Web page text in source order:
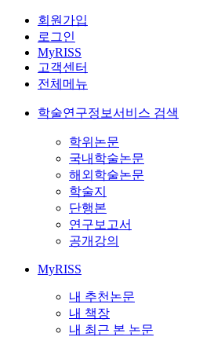
회원가입
로그인
MyRISS
고객센터
전체메뉴
학술연구정보서비스 검색
학위논문
국내학술논문
해외학술논문
학술지
단행본
연구보고서
공개강의
MyRISS
내 추천논문
내 책장
내 최근 본 논문